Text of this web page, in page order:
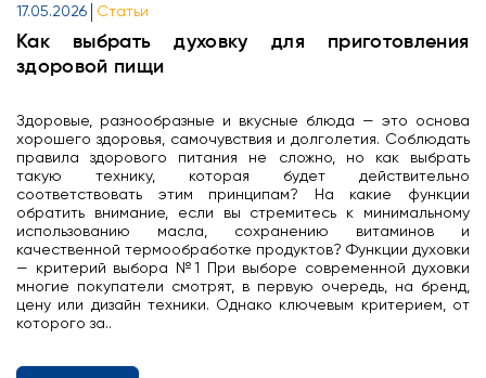
17.05.2026 Статьи
Как выбрать духовку для приготовления
здоровой пищи
Здоровые, разнообразные и вкусные блюда — это основа
хорошего здоровья, самочувствия и долголетия. Соблюдать
правила здорового питания не сложно, но как выбрать
такую технику, которая будет действительно
соответствовать этим принципам? На какие функции
обратить внимание, если вы стремитесь к минимальному
использованию масла, сохранению витаминов и
качественной термообработке продуктов? Функции духовки
— критерий выбора №1 При выборе современной духовки
многие покупатели смотрят, в первую очередь, на бренд,
цену или дизайн техники. Однако ключевым критерием, от
которого за..